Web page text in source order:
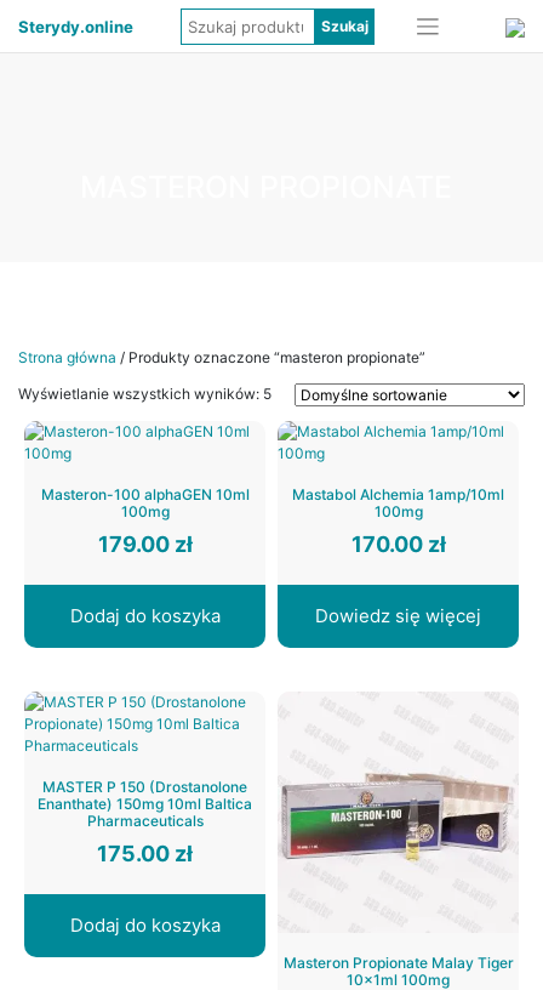
Sterydy.online
Strona główna / Produkty oznaczone “masteron propionate”
Wyświetlanie wszystkich wyników: 5
Masteron-100 alphaGEN 10ml
100mg
179.00 zł
Dodaj do koszyka
Mastabol Alchemia 1amp/10ml
100mg
170.00 zł
Dowiedz się więcej
MASTER P 150 (Drostanolone
Enanthate) 150mg 10ml Baltica
Pharmaceuticals
175.00 zł
Dodaj do koszyka
Masteron Propionate Malay Tiger
10x1ml 100mg